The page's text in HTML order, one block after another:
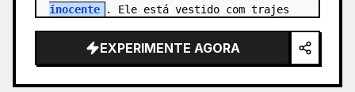
inocente
. Ele está vestido com trajes
EXPERIMENTE AGORA